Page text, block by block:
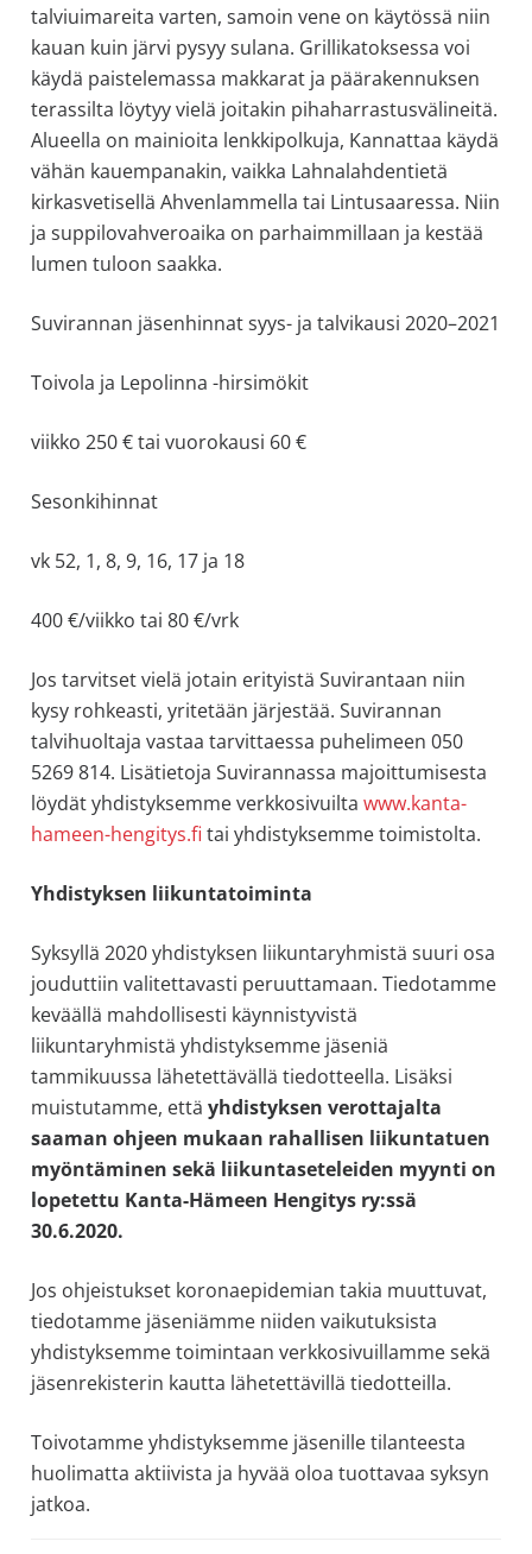
talviuimareita varten, samoin vene on käytössä niin
kauan kuin järvi pysyy sulana. Grillikatoksessa voi
käydä paistelemassa makkarat ja päärakennuksen
terassilta löytyy vielä joitakin pihaharrastusvälineitä.
Alueella on mainioita lenkkipolkuja, Kannattaa käydä
vähän kauempanakin, vaikka Lahnalahdentietä
kirkasvetisellä Ahvenlammella tai Lintusaaressa. Niin
ja suppilovahveroaika on parhaimmillaan ja kestää
lumen tuloon saakka.
Suvirannan jäsenhinnat syys- ja talvikausi 2020–2021
Toivola ja Lepolinna -hirsimökit
viikko 250 € tai vuorokausi 60 €
Sesonkihinnat
vk 52, 1, 8, 9, 16, 17 ja 18
400 €/viikko tai 80 €/vrk
Jos tarvitset vielä jotain erityistä Suvirantaan niin
kysy rohkeasti, yritetään järjestää. Suvirannan
talvihuoltaja vastaa tarvittaessa puhelimeen 050
5269 814. Lisätietoja Suvirannassa majoittumisesta
löydät yhdistyksemme verkkosivuilta www.kanta-
hameen-hengitys.fi tai yhdistyksemme toimistolta.
Yhdistyksen liikuntatoiminta
Syksyllä 2020 yhdistyksen liikuntaryhmistä suuri osa
jouduttiin valitettavasti peruuttamaan. Tiedotamme
keväällä mahdollisesti käynnistyvistä
liikuntaryhmistä yhdistyksemme jäseniä
tammikuussa lähetettävällä tiedotteella. Lisäksi
muistutamme, että yhdistyksen verottajalta
saaman ohjeen mukaan rahallisen liikuntatuen
myöntäminen sekä liikuntaseteleiden myynti on
lopetettu Kanta-Hämeen Hengitys ry:ssä
30.6.2020.
Jos ohjeistukset koronaepidemian takia muuttuvat,
tiedotamme jäseniämme niiden vaikutuksista
yhdistyksemme toimintaan verkkosivuillamme sekä
jäsenrekisterin kautta lähetettävillä tiedotteilla.
Toivotamme yhdistyksemme jäsenille tilanteesta
huolimatta aktiivista ja hyvää oloa tuottavaa syksyn
jatkoa.